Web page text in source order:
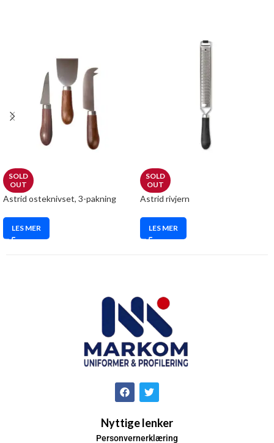
SOLD
OUT
Astrid osteknivset, 3-pakning
LES MER
SOLD
OUT
Astrid rivjern
LES MER
Nyttige lenker
Personvernerklæring